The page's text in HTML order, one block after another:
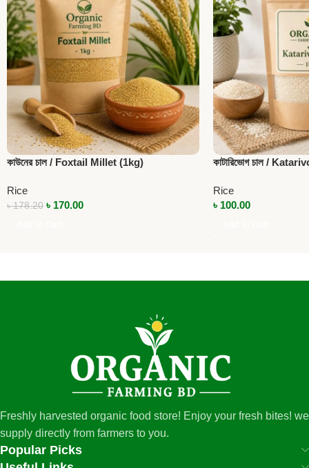
কাউনের চাল / Foxtail Millet (1kg)
Rice
৳178.20 ৳ 170.00
কাটারিভোগ চাল /
Rice
৳ 100.00
Freshly harvested organic food store! Enjoy your fresh bites! we
supply directly from farmers to you.
Popular Picks